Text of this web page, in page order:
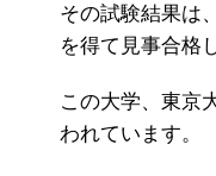
その試験結果は
を得て見事合格
この大学、東京
われています。